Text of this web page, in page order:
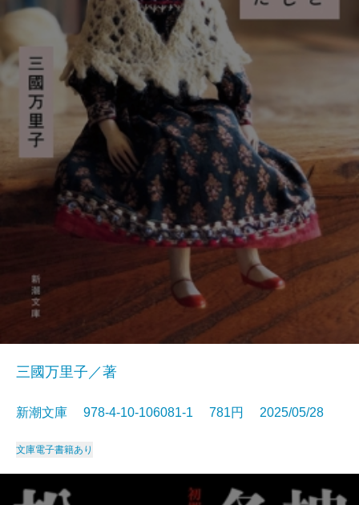
三國万里子／著
新潮文庫 978-4-10-106081-1 781円 2025/05/28
文庫電子書籍あり